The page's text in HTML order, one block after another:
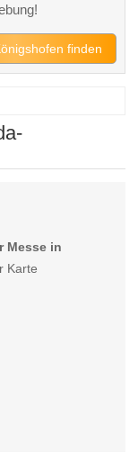
finden
Messe in
Karte